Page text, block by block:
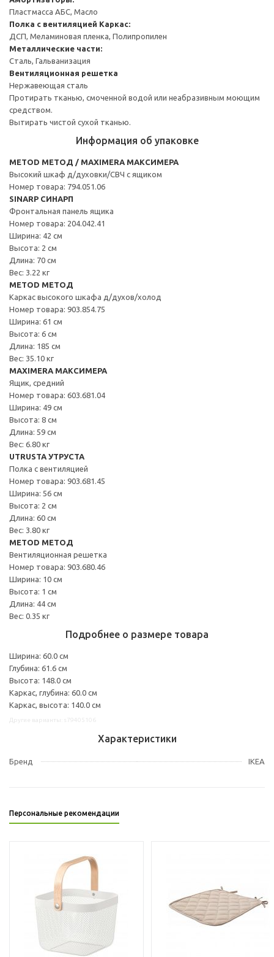
Пластмасса АБС, Масло
Полка с вентиляцией Каркас:
ДСП, Меламиновая пленка, Полипропилен
Металлические части:
Сталь, Гальванизация
Вентиляционная решетка
Нержавеющая сталь
Протирать тканью, смоченной водой или неабразивным моющим
средством.
Вытирать чистой сухой тканью.
Информация об упаковке
METOD МЕТОД / MAXIMERA МАКСИМЕРА
Высокий шкаф д/духовки/СВЧ с ящиком
Номер товара: 794.051.06
SINARP СИНАРП
Фронтальная панель ящика
Номер товара: 204.042.41
Ширина: 42 см
Высота: 2 см
Длина: 70 см
Вес: 3.22 кг
METOD МЕТОД
Каркас высокого шкафа д/духов/холод
Номер товара: 903.854.75
Ширина: 61 см
Высота: 6 см
Длина: 185 см
Вес: 35.10 кг
MAXIMERA МАКСИМЕРА
Ящик, средний
Номер товара: 603.681.04
Ширина: 49 см
Высота: 8 см
Длина: 59 см
Вес: 6.80 кг
UTRUSTA УТРУСТА
Полка с вентиляцией
Номер товара: 903.681.45
Ширина: 56 см
Высота: 2 см
Длина: 60 см
Вес: 3.80 кг
METOD МЕТОД
Вентиляционная решетка
Номер товара: 903.680.46
Ширина: 10 см
Высота: 1 см
Длина: 44 см
Вес: 0.35 кг
Подробнее о размере товара
Ширина: 60.0 см
Глубина: 61.6 см
Высота: 148.0 см
Каркас, глубина: 60.0 см
Каркас, высота: 140.0 см
Характеристики
Бренд IKEA
Персональные рекомендации